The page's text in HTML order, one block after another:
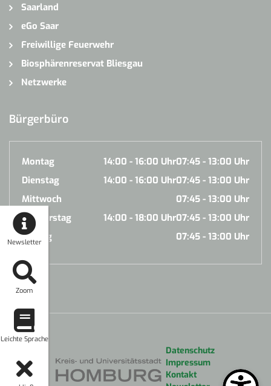
Newsletter
Zoom
Leichte Sprache
Saarland
eGo Saar
Freiwillige Feuerwehr
Biosphärenreservat Bliesgau
Netzwerke
Bürgerbüro
Montag 07:45 - 13:00 Uhr
14:00 - 16:00 Uhr
Dienstag
07:45 - 13:00 Uhr
14:00 - 16:00 Uhr
Mittwoch
07:45 - 13:00 Uhr
Donnerstag
07:45 - 13:00 Uhr
14:00 - 18:00 Uhr
Freitag
07:45 - 13:00 Uhr
Datenschutz
Impressum
Kontakt